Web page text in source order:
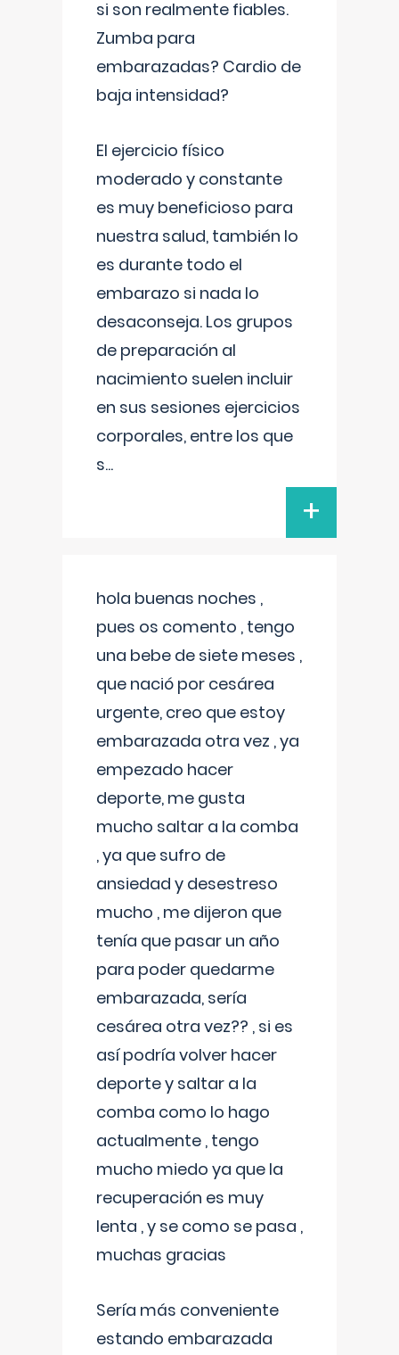
si son realmente fiables.
Zumba para
embarazadas? Cardio de
baja intensidad?
El ejercicio físico
moderado y constante
es muy beneficioso para
nuestra salud, también lo
es durante todo el
embarazo si nada lo
desaconseja. Los grupos
de preparación al
nacimiento suelen incluir
en sus sesiones ejercicios
corporales, entre los que
s...
+
hola buenas noches ,
pues os comento , tengo
una bebe de siete meses ,
que nació por cesárea
urgente, creo que estoy
embarazada otra vez , ya
empezado hacer
deporte, me gusta
mucho saltar a la comba
, ya que sufro de
ansiedad y desestreso
mucho , me dijeron que
tenía que pasar un año
para poder quedarme
embarazada, sería
cesárea otra vez?? , si es
así podría volver hacer
deporte y saltar a la
comba como lo hago
actualmente , tengo
mucho miedo ya que la
recuperación es muy
lenta , y se como se pasa ,
muchas gracias
Sería más conveniente
estando embarazada